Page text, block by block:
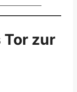
Tor zur